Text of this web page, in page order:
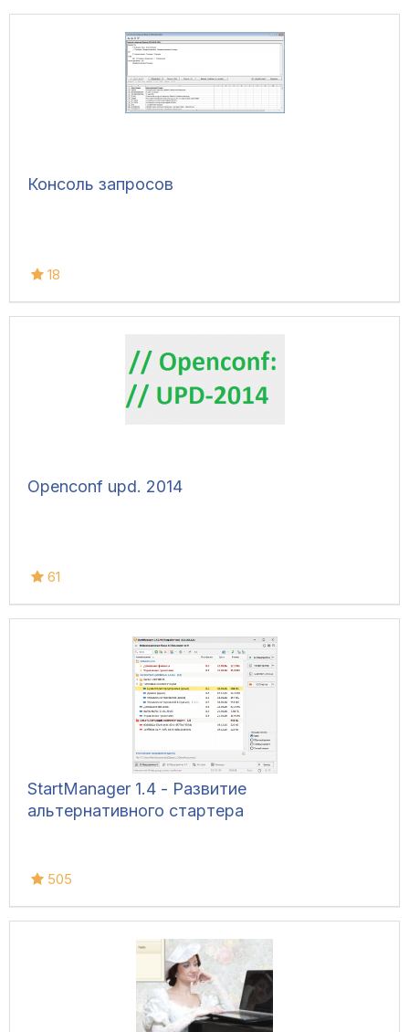
Консоль запросов
18
Openconf upd. 2014
61
StartManager 1.4 - Развитие
альтернативного стартера
505